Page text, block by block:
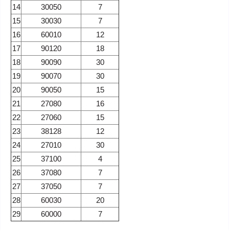
14
30050
7
15
30030
7
16
60010
12
17
90120
18
18
90090
30
19
90070
30
20
90050
15
21
27080
16
22
27060
15
23
38128
12
24
27010
30
25
37100
4
26
37080
7
27
37050
7
28
60030
20
29
60000 7